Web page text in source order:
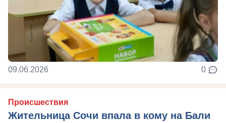
09.06.2026 0
Происшествия
Жительница Сочи впала в кому на Бали